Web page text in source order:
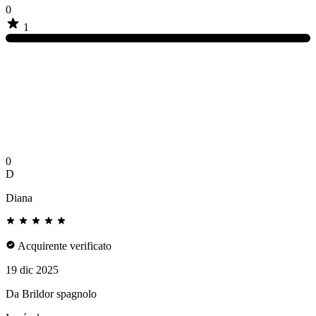
0
1
0
D
Diana
Acquirente verificato
19 dic 2025
Da Brildor spagnolo